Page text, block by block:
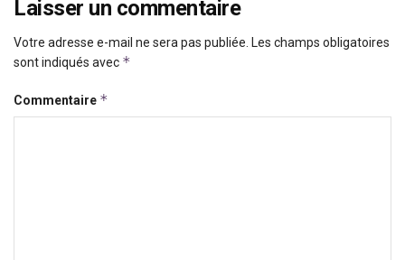
Laisser un commentaire
Votre adresse e-mail ne sera pas publiée. Les champs obligatoires
sont indiqués avec *
Commentaire *